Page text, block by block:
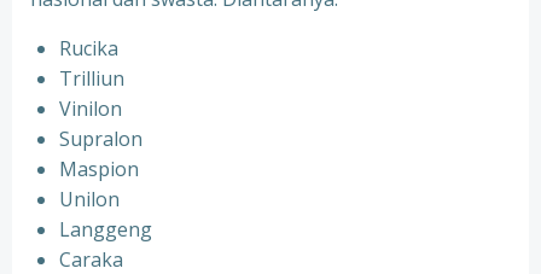
Rucika
Trilliun
Vinilon
Supralon
Maspion
Unilon
Langgeng
Caraka